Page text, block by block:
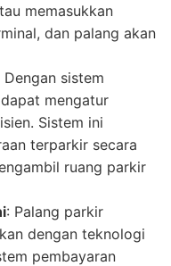
memasukkan
dan palang akan
Dengan sistem
mengatur
Sistem ini
terparkir secara
ruang parkir
: Palang parkir
dengan teknologi
pembayaran